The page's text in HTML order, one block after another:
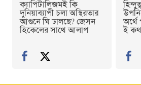
ক্যাপিটালিজমই কি
দুনিয়াব্যাপী চলা অস্থিরতার
আগুনে ঘি ঢালছে? জেসন
হিকেলের সাথে আলাপ
অর্থে
ই